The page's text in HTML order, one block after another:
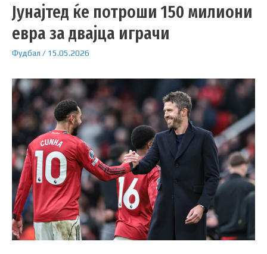
Јунајтед ќе потроши 150 милиони
евра за двајца играчи
Фудбал / 15.05.2026